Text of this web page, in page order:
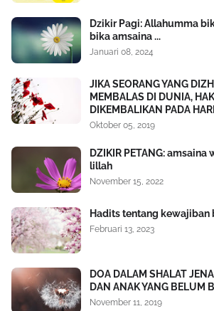
Dzikir Pagi: Allahumma
bika amsaina ...
Januari 08, 2024
JIKA SEORANG YANG
MEMBALAS DI DUNIA,
DIKEMBALIKAN PADA
Oktober 05, 2019
DZIKIR PETANG:
lillah
November 15, 2022
Hadits tentang kewajiban
Februari 13, 2023
DOA DALAM SHALAT
DAN ANAK YANG BELUM
November 11, 2019